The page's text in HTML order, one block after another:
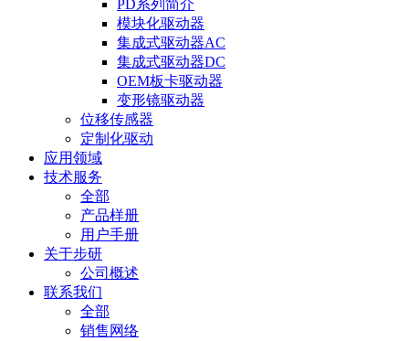
PD系列简介
模块化驱动器
集成式驱动器AC
集成式驱动器DC
OEM板卡驱动器
变形镜驱动器
位移传感器
定制化驱动
应用领域
技术服务
全部
产品样册
用户手册
关于步研
公司概述
联系我们
全部
销售网络